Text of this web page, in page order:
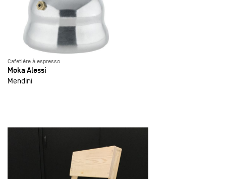
Cafetière à espresso
Moka Alessi
Mendini